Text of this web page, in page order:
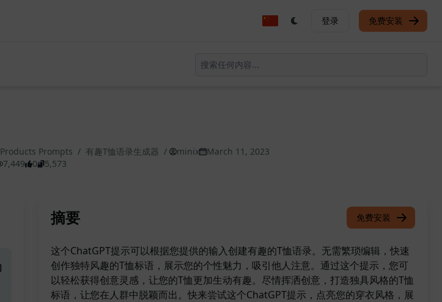
登录 免费安装
Products Prompts / 有趣T恤语录生成器 / minix
March 11, 2023
7,449
0 5,573
摘要 免费安装
这个ChatGPT提示可以根据您提供的输入创建有趣的T恤语录。无需繁琐编辑，快速
创作独特风趣的T恤标语，展示您的个性魅力，吸引他人注意。通过这个提示，您可
以轻松获得创意灵感，让您的T恤更加生动有趣。尽情挥洒创意，打造独具风格的T恤
标语，让您在人群中脱颖而出。快来尝试这个ChatGPT提示，点亮您的穿衣风格，展